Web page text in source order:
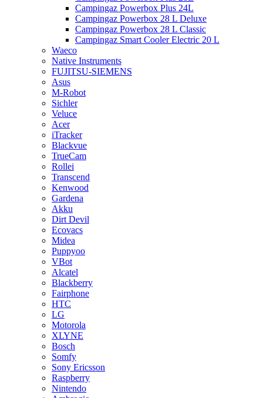
Campingaz Powerbox Plus 24L
Campingaz Powerbox 28 L Deluxe
Campingaz Powerbox 28 L Classic
Campingaz Smart Cooler Electric 20 L
Waeco
Native Instruments
FUJITSU-SIEMENS
Asus
M-Robot
Sichler
Veluce
Acer
iTracker
Blackvue
TrueCam
Rollei
Transcend
Kenwood
Gardena
Akku
Dirt Devil
Ecovacs
Midea
Puppyoo
VBot
Alcatel
Blackberry
Fairphone
HTC
LG
Motorola
XLYNE
Bosch
Somfy
Sony Ericsson
Raspberry
Nintendo